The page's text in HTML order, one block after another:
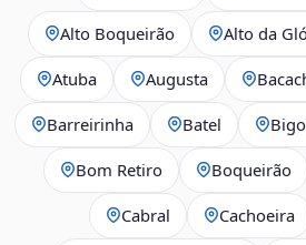
Alto Boqueirão Alto da
Atuba Augusta
Barreirinha Batel
Bom Retiro Boqueirão
Cabral Cachoeira